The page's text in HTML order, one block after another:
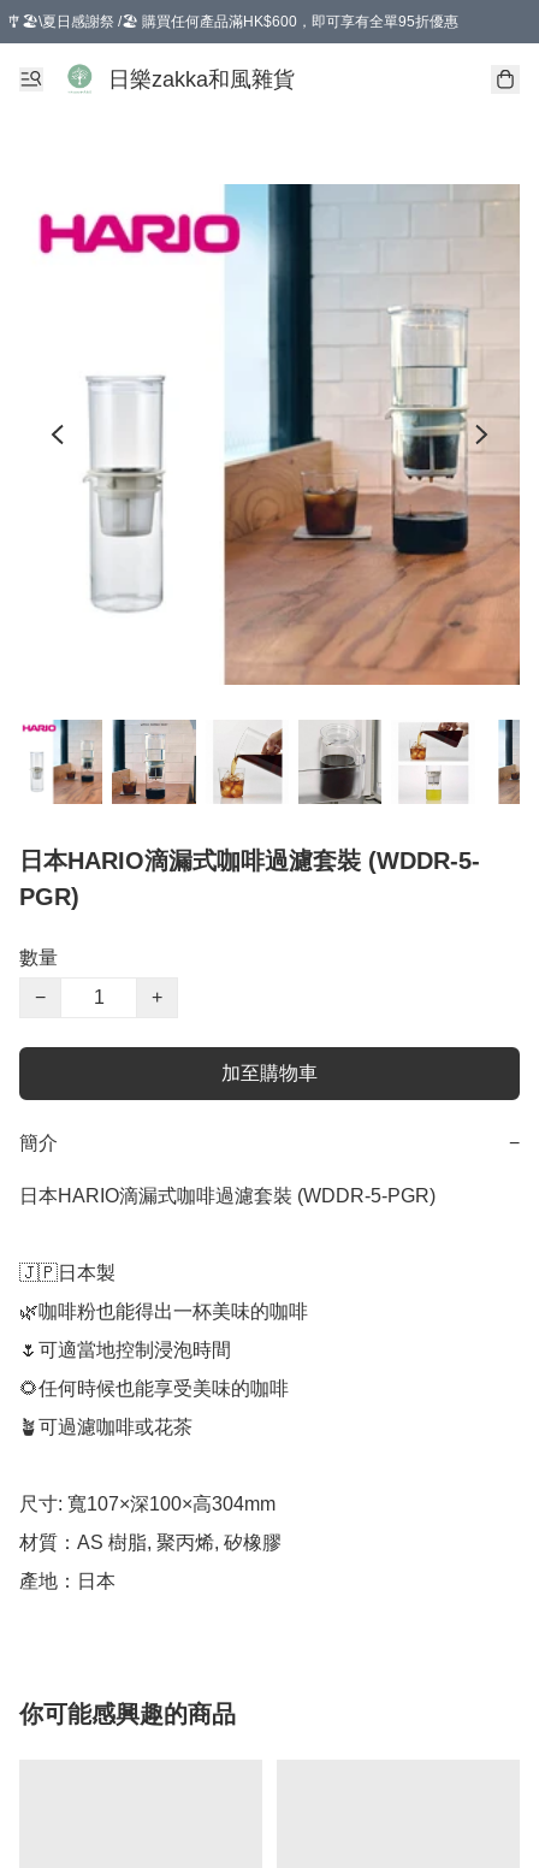
🎐🏖️\夏日感謝祭 /🏖️ 購買任何產品滿HK$600，即可享有全單95折優惠
選擇GoGoX住宅/工商地址配送，單一訂單消費購物滿HK$680(折扣後），可享有
日樂zakka和風雜貨
日本HARIO滴漏式咖啡過濾套裝 (WDDR-5-
PGR)
數量
−
+
加至購物車
簡介 −
日本HARIO滴漏式咖啡過濾套裝 (WDDR-5-PGR)
🇯🇵日本製
🌿咖啡粉也能得出一杯美味的咖啡
🌷可適當地控制浸泡時間
🌻任何時候也能享受美味的咖啡
🪴可過濾咖啡或花茶
尺寸: 寬107×深100×高304mm
材質：AS 樹脂, 聚丙烯, 矽橡膠
產地：日本
你可能感興趣的商品